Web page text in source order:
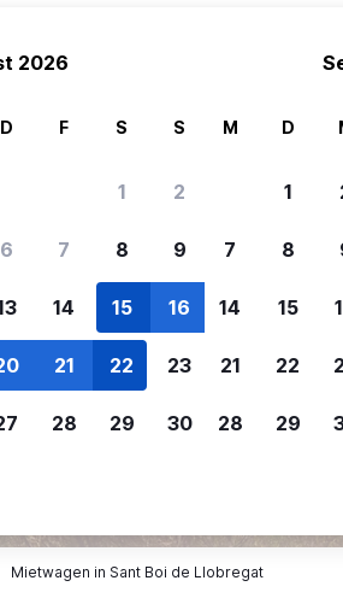
sich für
dich benachrichtigen,
kein tolles Angebot zu
Mietwagen in Sant Boi de Llobregat
2026
D F S S
1 2
6 7 8 9
14 15 16
21 22 23
28 29 30
M D
1
7 8
14 15
21 22
28 29